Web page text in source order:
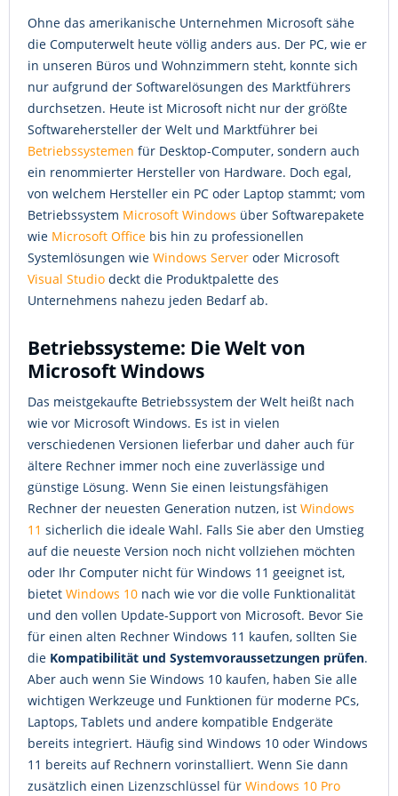
Ohne das amerikanische Unternehmen Microsoft sähe
die Computerwelt heute völlig anders aus. Der PC, wie er
in unseren Büros und Wohnzimmern steht, konnte sich
nur aufgrund der Softwarelösungen des Marktführers
durchsetzen. Heute ist Microsoft nicht nur der größte
Softwarehersteller der Welt und Marktführer bei
Betriebssystemen für Desktop-Computer, sondern auch
ein renommierter Hersteller von Hardware. Doch egal,
von welchem Hersteller ein PC oder Laptop stammt; vom
Betriebssystem Microsoft Windows über Softwarepakete
wie Microsoft Office bis hin zu professionellen
Systemlösungen wie Windows Server oder Microsoft
Visual Studio deckt die Produktpalette des
Unternehmens nahezu jeden Bedarf ab.
Betriebssysteme: Die Welt von
Microsoft Windows
Das meistgekaufte Betriebssystem der Welt heißt nach
wie vor Microsoft Windows. Es ist in vielen
verschiedenen Versionen lieferbar und daher auch für
ältere Rechner immer noch eine zuverlässige und
günstige Lösung. Wenn Sie einen leistungsfähigen
Rechner der neuesten Generation nutzen, ist Windows
11 sicherlich die ideale Wahl. Falls Sie aber den Umstieg
auf die neueste Version noch nicht vollziehen möchten
oder Ihr Computer nicht für Windows 11 geeignet ist,
bietet Windows 10 nach wie vor die volle Funktionalität
und den vollen Update-Support von Microsoft. Bevor Sie
für einen alten Rechner Windows 11 kaufen, sollten Sie
die Kompatibilität und Systemvoraussetzungen prüfen.
Aber auch wenn Sie Windows 10 kaufen, haben Sie alle
wichtigen Werkzeuge und Funktionen für moderne PCs,
Laptops, Tablets und andere kompatible Endgeräte
bereits integriert. Häufig sind Windows 10 oder Windows
11 bereits auf Rechnern vorinstalliert. Wenn Sie dann
zusätzlich einen Lizenzschlüssel für Windows 10 Pro